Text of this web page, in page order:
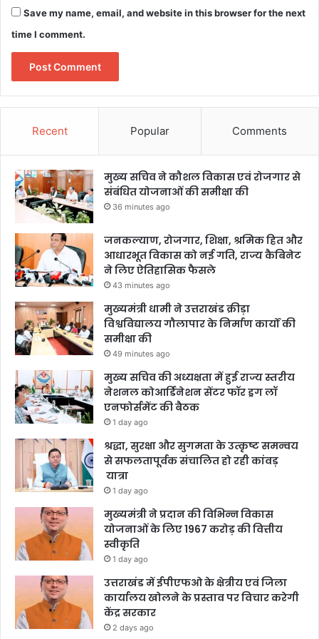
Save my name, email, and website in this browser for the next
time I comment.
Recent Popular Comments
मुख्य सचिव ने कौशल विकास एवं रोजगार से
संबंधित योजनाओं की समीक्षा की
36 minutes ago
जनकल्याण, रोजगार, शिक्षा, श्रमिक हित और
आधारभूत विकास को नई गति, राज्य कैबिनेट
ने लिए ऐतिहासिक फैसले
43 minutes ago
मुख्यमंत्री धामी ने उत्तराखंड क्रीड़ा
विश्वविद्यालय गौलापार के निर्माण कार्यों की
समीक्षा की
49 minutes ago
मुख्य सचिव की अध्यक्षता में हुई राज्य स्तरीय
नेशनल कोआर्डिनेशन सेंटर फॉर ड्रग लॉ
एनफोर्समेंट की बैठक
1 day ago
श्रद्धा, सुरक्षा और सुगमता के उत्कृष्ट समन्वय
से सफलतापूर्वक संचालित हो रही कांवड़
यात्रा
1 day ago
मुख्यमंत्री ने प्रदान की विभिन्न विकास
योजनाओं के लिए 1967 करोड़ की वित्तीय
स्वीकृति
1 day ago
उत्तराखंड में ईपीएफओ के क्षेत्रीय एवं जिला
कार्यालय खोलने के प्रस्ताव पर विचार करेगी
केंद्र सरकार
2 days ago